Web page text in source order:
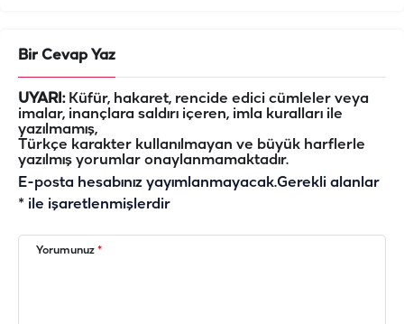
Bir Cevap Yaz
UYARI:Küfür, hakaret, rencide edici cümleler veya
imalar, inançlara saldırı içeren, imla kuralları ile
yazılmamış,
Türkçe karakter kullanılmayan ve büyük harflerle
yazılmış yorumlar onaylanmamaktadır.
E-posta hesabınız yayımlanmayacak.Gerekli alanlar
* ile işaretlenmişlerdir
Yorumunuz *